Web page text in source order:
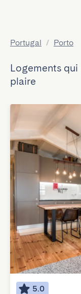
Portugal / Porto
Logements
plaire
5.0